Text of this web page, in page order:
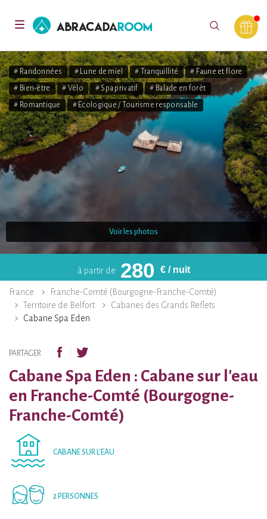
Toggle
AbracadaRoom
# Randonnées # Lune de miel # Tranquillité
# Faune et flore
# Bien-être
# Vélo # Spa privatif
# Balade en forêt
# Romantique
# Ecologique / Tourisme responsable
Voir les photos
à partir de 280 € / nuit
France
Franche-Comté (Bourgogne-Franche-Comté)
Territoire de Belfort
Cabanes des Grands Reflets
Cabane Spa Eden
PARTAGER
Cabane Spa Eden : Cabane sur l'eau
en Franche-Comté (Bourgogne-
Franche-Comté)
CABANE SUR L'EAU
2 PERSONNES